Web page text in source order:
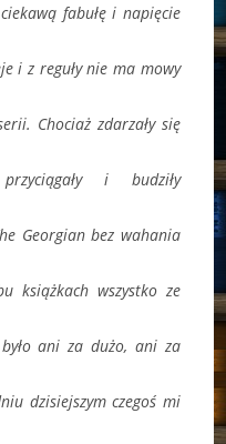
fabułę i napięcie
i z reguły nie ma mowy
Chociaż zdarzały się
i budziły
Georgian bez wahania
książkach wszystko ze
ani za dużo, ani za
dzisiejszym czegoś mi